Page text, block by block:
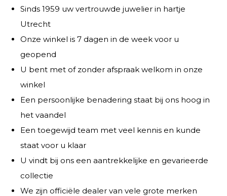
Sinds 1959 uw vertrouwde juwelier in hartje
Utrecht
Onze winkel is 7 dagen in de week voor u
geopend
U bent met of zonder afspraak welkom in onze
winkel
Een persoonlijke benadering staat bij ons hoog in
het vaandel
Een toegewijd team met veel kennis en kunde
staat voor u klaar
U vindt bij ons een aantrekkelijke en gevarieerde
collectie
We zijn officiële dealer van vele grote merken